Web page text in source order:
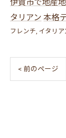
伊賀市で地産
タリアン 本格
フレンチ イタリア
< 前のページ